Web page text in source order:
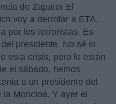
de Zapater El
voy a derrotar a ETA.
por los terroristas. Es
presidente. No sé si
esta crisis, pero lo están
el sábado, hemos
a un presidente del
Moncloa. Y ayer el